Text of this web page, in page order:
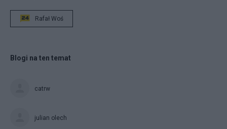
Rafał Woś
Blogi na ten temat
catrw
julian olech